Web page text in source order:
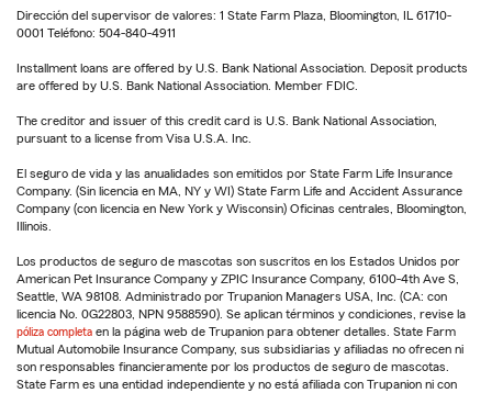
Dirección del supervisor de valores: 1 State Farm Plaza, Bloomington, IL 61710-
0001 Teléfono: 504-840-4911
Installment loans are offered by U.S. Bank National Association. Deposit products
are offered by U.S. Bank National Association. Member FDIC.
The creditor and issuer of this credit card is U.S. Bank National Association,
pursuant to a license from Visa U.S.A. Inc.
El seguro de vida y las anualidades son emitidos por State Farm Life Insurance
Company. (Sin licencia en MA, NY y WI) State Farm Life and Accident Assurance
Company (con licencia en New York y Wisconsin) Oficinas centrales, Bloomington,
Illinois.
Los productos de seguro de mascotas son suscritos en los Estados Unidos por
American Pet Insurance Company y ZPIC Insurance Company, 6100-4th Ave S,
Seattle, WA 98108. Administrado por Trupanion Managers USA, Inc. (CA: con
licencia No. 0G22803, NPN 9588590). Se aplican términos y condiciones, revise la
póliza completa en la página web de Trupanion para obtener detalles. State Farm
Mutual Automobile Insurance Company, sus subsidiarias y afiliadas no ofrecen ni
son responsables financieramente por los productos de seguro de mascotas.
State Farm es una entidad independiente y no está afiliada con Trupanion ni con